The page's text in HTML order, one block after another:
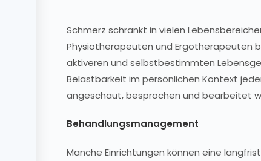
Schmerz schränkt in vielen
Physiotherapeuten und Ergotherapeuten
aktiveren und selbstbestimmten
Belastbarkeit im persönlichen Kontext
angeschaut, besprochen und bearbeitet
Behandlungsmanagement
Manche Einrichtungen können eine